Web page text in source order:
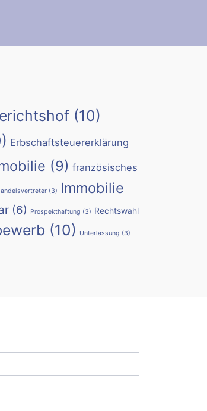
(10)
Erbschaftsteuererklärung
(9) französisches
(3)
Immobilie
(6) Prospekthaftung (3) Rechtswahl
(10) Unterlassung (3)